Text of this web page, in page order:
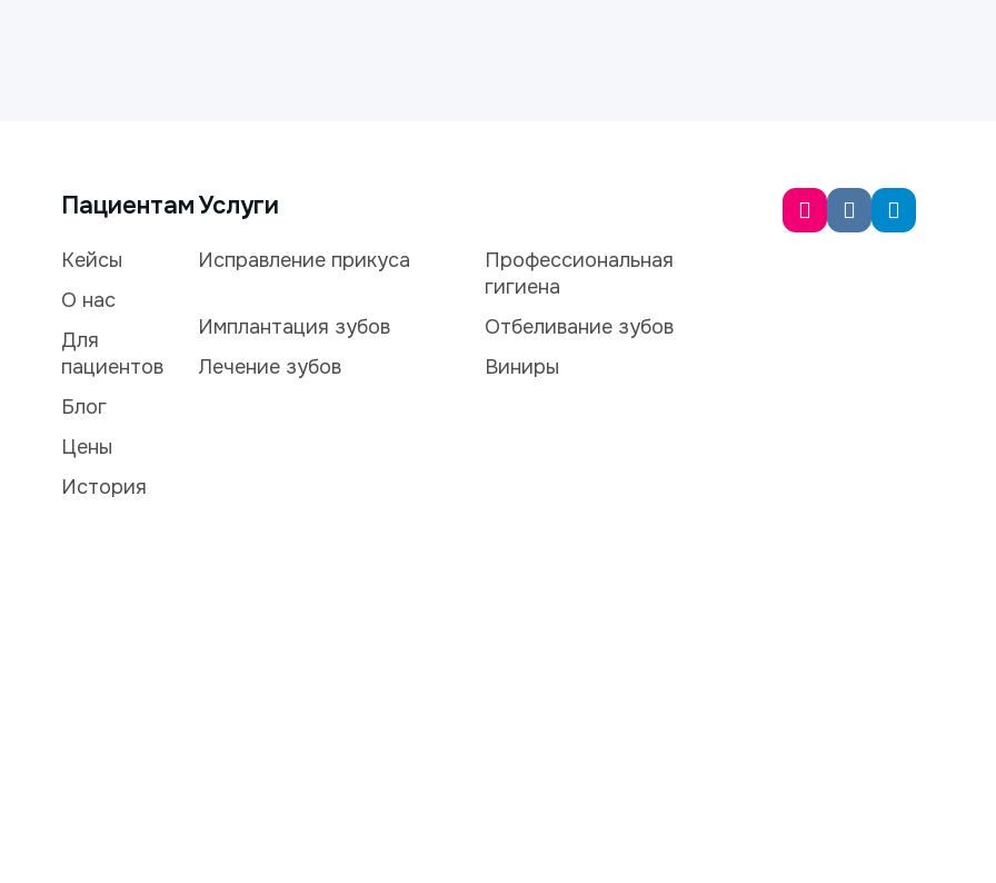
Пациентам
Кейсы
О нас
Для
пациентов
Блог
Цены
История
Услуги
Исправление прикуса
Профессиональная
гигиена
Имплантация зубов
Отбеливание зубов
Лечение зубов
Виниры